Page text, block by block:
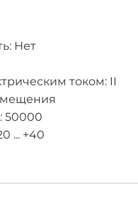
Нет
током: II
50000
... +40